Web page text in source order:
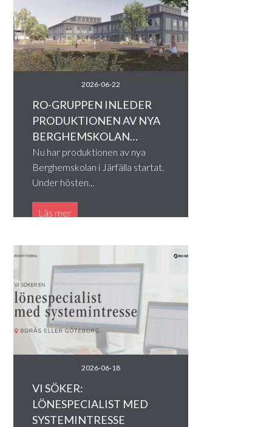
2026-06-22
RO-GRUPPEN INLEDER
PRODUKTIONEN AV NYA
BERGHEMSKOLAN…
Nu har produktionen av nya
Berghemskolan i Järfälla startat.
Under hösten...
Läs mer
2026-06-18
VI SÖKER:
LÖNESPECIALIST MED
SYSTEMINTRESSE